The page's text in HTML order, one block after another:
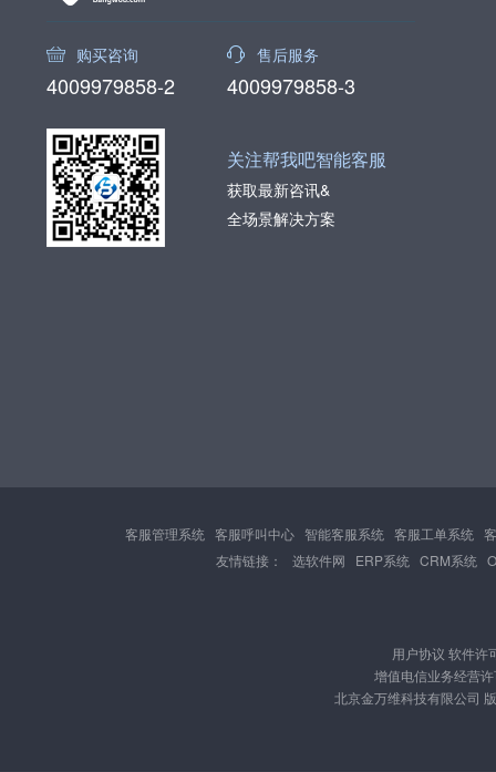
购买咨询
4009979858-2
售后服务
4009979858-3
关注帮我吧智能客服
获取最新咨讯&
全场景解决方案
客服管理系统 客服呼叫中心 智能客服系统 客服工单系统
友情链接：
选软件网 ERP系统 CRM系统
用户协议 软件许
增值电信业务经营
北京金万维科技有限公司